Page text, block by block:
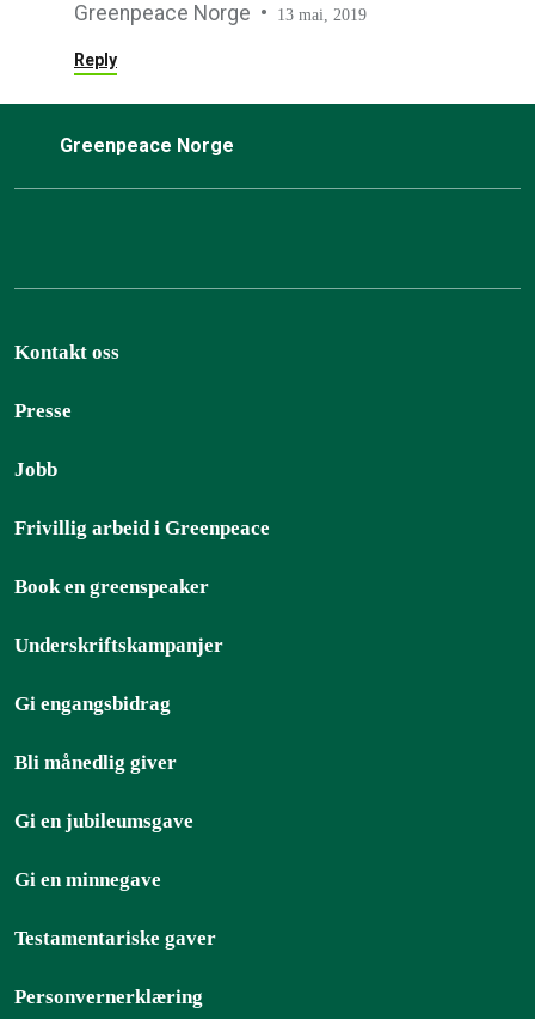
Greenpeace Norge 13 mai, 2019
Reply
Greenpeace Norge
Kontakt oss
Presse
Jobb
Frivillig arbeid i Greenpeace
Book en greenspeaker
Underskriftskampanjer
Gi engangsbidrag
Bli månedlig giver
Gi en jubileumsgave
Gi en minnegave
Testamentariske gaver
Personvernerklæring